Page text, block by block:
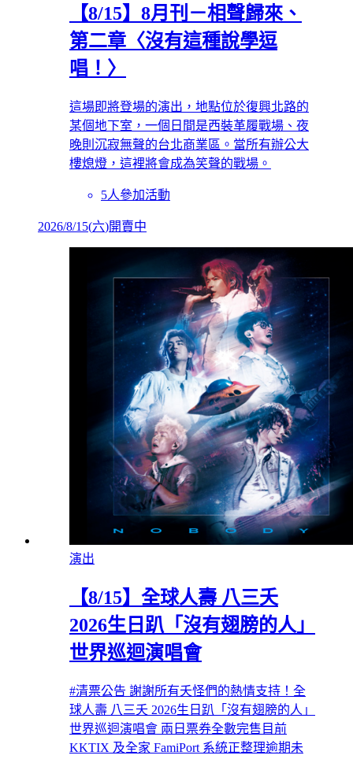
【8/15】8月刊－相聲歸來、
第二章〈沒有這種說學逗
唱！〉
這場即將登場的演出，地點位於復興北路的
某個地下室，一個日間是西裝革履戰場、夜
晚則沉寂無聲的台北商業區。當所有辦公大
樓熄燈，這裡將會成為笑聲的戰場。
5人參加活動
2026/8/15(六)開賣中
演出
【8/15】全球人壽 八三夭
2026生日趴「沒有翅膀的人」
世界巡迴演唱會
#清票公告 謝謝所有夭怪們的熱情支持！全
球人壽 八三夭 2026生日趴「沒有翅膀的人」
世界巡迴演唱會 兩日票券全數完售目前
KKTIX 及全家 FamiPort 系統正整理逾期未